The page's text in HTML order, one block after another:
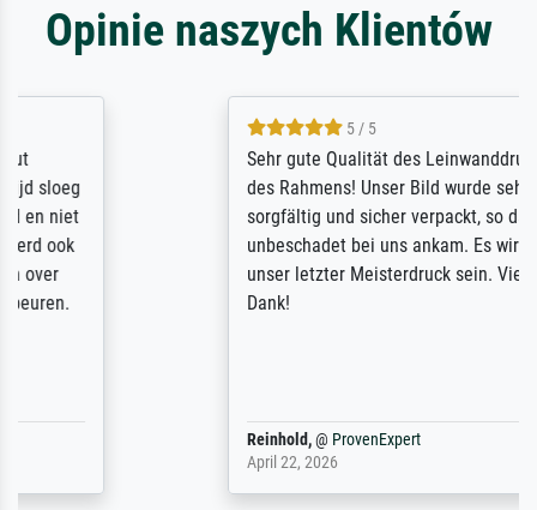
Opinie naszych Klientów
Sehr gute Qualität des Leinwanddrucks und
des Rahmens! Unser Bild wurde sehr
sorgfältig und sicher verpackt, so dass es
unbeschadet bei uns ankam. Es wird nicht
unser letzter Meisterdruck sein. Vielen
ProvenExpert